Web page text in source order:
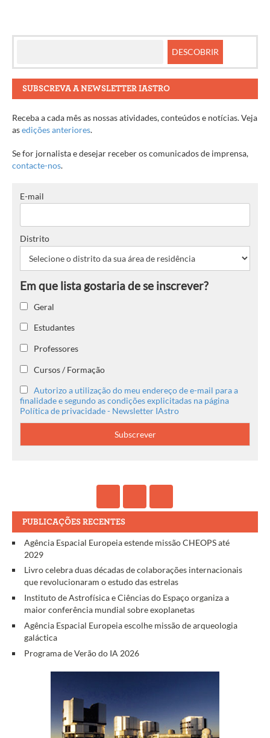
SUBSCREVA A NEWSLETTER IASTRO
Receba a cada mês as nossas atividades, conteúdos e notícias. Veja
asedições anteriores.
Se for jornalista e desejar receber os comunicados de imprensa,
contacte-nos.
E-mail
Distrito
Geral
Estudantes
Professores
Cursos / Formação
Autorizo a utilização do meu endereço de e-mail para a
finalidade e segundo as condições explicitadas na página
Política de privacidade - Newsletter IAstro
PUBLICAÇÕES RECENTES
Agência Espacial Europeia estende missão CHEOPS até
2029
Livro celebra duas décadas de colaborações internacionais
que revolucionaram o estudo das estrelas
Instituto de Astrofísica e Ciências do Espaço organiza a
maior conferência mundial sobre exoplanetas
Agência Espacial Europeia escolhe missão de arqueologia
galáctica
Programa de Verão do IA 2026